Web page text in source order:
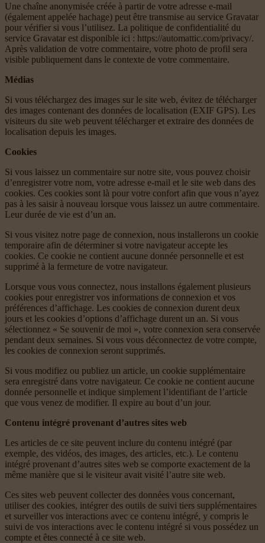
Une chaîne anonymisée créée à partir de votre adresse e-mail
(également appelée hachage) peut être transmise au service Gravatar
pour vérifier si vous l’utilisez. La politique de confidentialité du
service Gravatar est disponible ici : https://automattic.com/privacy/.
Après validation de votre commentaire, votre photo de profil sera
visible publiquement dans le contexte de votre commentaire.
Médias
Si vous téléchargez des images sur le site web, évitez de télécharger
des images contenant des données de localisation (EXIF GPS). Les
visiteurs du site web peuvent télécharger et extraire des données de
localisation depuis les images.
Cookies
Si vous laissez un commentaire sur notre site, vous pouvez choisir
d’enregistrer votre nom, votre adresse e-mail et le site web dans des
cookies. Ces cookies sont là pour votre confort afin que vous n’ayez
pas à les saisir à nouveau lorsque vous laissez un autre commentaire.
Leur durée de vie est d’un an.
Si vous visitez notre page de connexion, nous installerons un cookie
temporaire afin de déterminer si votre navigateur accepte les
cookies. Ce cookie ne contient aucune donnée personnelle et est
supprimé à la fermeture de votre navigateur.
Lorsque vous vous connectez, nous installons également plusieurs
cookies pour enregistrer vos informations de connexion et vos
préférences d’affichage. Les cookies de connexion durent deux
jours et les cookies d’options d’affichage durent un an. Si vous
sélectionnez « Se souvenir de moi », votre connexion sera conservée
pendant deux semaines. Si vous vous déconnectez de votre compte,
les cookies de connexion seront supprimés.
Si vous modifiez ou publiez un article, un cookie supplémentaire
sera enregistré dans votre navigateur. Ce cookie ne contient aucune
donnée personnelle et indique simplement l’identifiant de l’article
que vous venez de modifier. Il expire au bout d’un jour.
Contenu intégré provenant d’autres sites web
Les articles de ce site peuvent inclure du contenu intégré (par
exemple, des vidéos, des images, des articles, etc.). Le contenu
intégré provenant d’autres sites web se comporte exactement de la
même manière que si le visiteur avait visité l’autre site web.
Ces sites web peuvent collecter des données vous concernant,
utiliser des cookies, intégrer des outils de suivi tiers supplémentaires
et surveiller vos interactions avec ce contenu intégré, y compris le
suivi de vos interactions avec le contenu intégré si vous possédez un
compte et êtes connecté à ce site web.